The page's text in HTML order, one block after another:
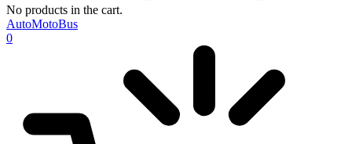
No products in the cart.
AutoMotoBus
0